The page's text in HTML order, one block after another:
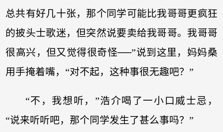
总共有好几十张，那个同学可能比我哥哥更疯狂
的披头士歌迷，但突然说要卖给我哥哥。我哥哥
很高兴，但又觉得很奇怪──”说到这里，妈妈桑
用手掩着嘴，“对不起，这种事很无趣吧？”
“不，我想听，”浩介喝了一小口威士忌，
“说来听听吧，那个同学发生了甚么事吗？”